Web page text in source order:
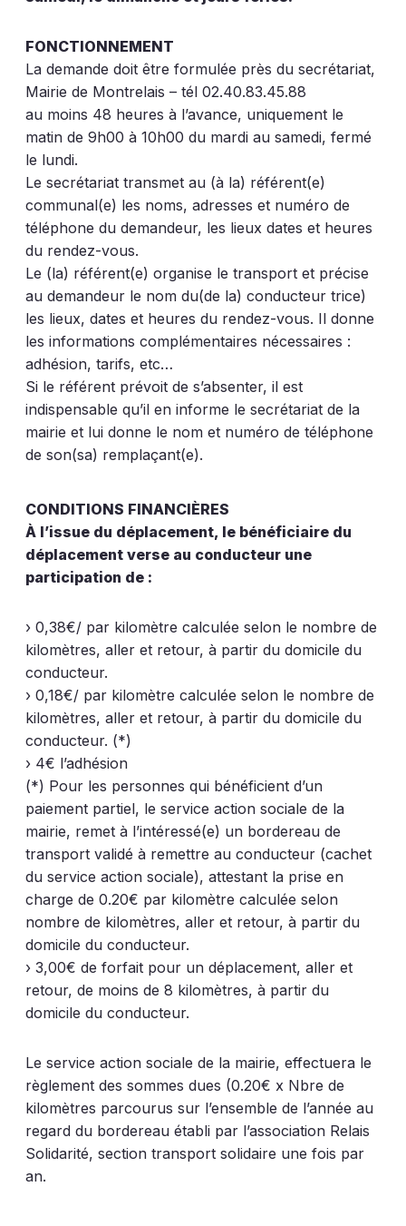
FONCTIONNEMENT
La demande doit être formulée près du secrétariat,
Mairie de Montrelais – tél 02.40.83.45.88
au moins 48 heures à l’avance, uniquement le
matin de 9h00 à 10h00 du mardi au samedi, fermé
le lundi.
Le secrétariat transmet au (à la) référent(e)
communal(e) les noms, adresses et numéro de
téléphone du demandeur, les lieux dates et heures
du rendez-vous.
Le (la) référent(e) organise le transport et précise
au demandeur le nom du(de la) conducteur trice)
les lieux, dates et heures du rendez-vous. Il donne
les informations complémentaires nécessaires :
adhésion, tarifs, etc…
Si le référent prévoit de s’absenter, il est
indispensable qu’il en informe le secrétariat de la
mairie et lui donne le nom et numéro de téléphone
de son(sa) remplaçant(e).
CONDITIONS FINANCIÈRES
À l’issue du déplacement, le bénéficiaire du
déplacement verse au conducteur une
participation de :
› 0,38€/ par kilomètre calculée selon le nombre de
kilomètres, aller et retour, à partir du domicile du
conducteur.
› 0,18€/ par kilomètre calculée selon le nombre de
kilomètres, aller et retour, à partir du domicile du
conducteur. (*)
› 4€ l’adhésion
(*) Pour les personnes qui bénéficient d’un
paiement partiel, le service action sociale de la
mairie, remet à l’intéressé(e) un bordereau de
transport validé à remettre au conducteur (cachet
du service action sociale), attestant la prise en
charge de 0.20€ par kilomètre calculée selon
nombre de kilomètres, aller et retour, à partir du
domicile du conducteur.
› 3,00€ de forfait pour un déplacement, aller et
retour, de moins de 8 kilomètres, à partir du
domicile du conducteur.
Le service action sociale de la mairie, effectuera le
règlement des sommes dues (0.20€ x Nbre de
kilomètres parcourus sur l’ensemble de l’année au
regard du bordereau établi par l’association Relais
Solidarité, section transport solidaire une fois par
an.